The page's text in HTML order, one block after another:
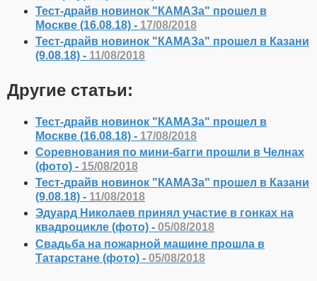
Тест-драйв новинок "КАМАЗа" прошел в
Москве (16.08.18) - 17/08/2018
Тест-драйв новинок "КАМАЗа" прошел в Казани
(9.08.18) - 11/08/2018
Другие статьи:
Тест-драйв новинок "КАМАЗа" прошел в
Москве (16.08.18) - 17/08/2018
Соревнования по мини-багги прошли в Челнах
(фото) - 15/08/2018
Тест-драйв новинок "КАМАЗа" прошел в Казани
(9.08.18) - 11/08/2018
Эдуард Николаев принял участие в гонках на
квадроцикле (фото) - 05/08/2018
Свадьба на пожарной машине прошла в
Татарстане (фото) - 05/08/2018